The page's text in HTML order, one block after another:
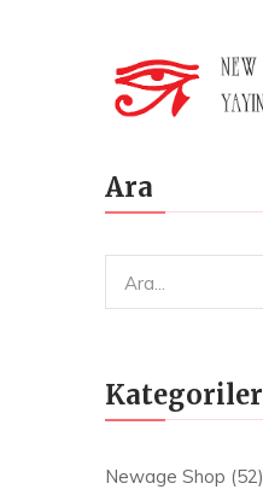
Ara
Kategoriler
Newage Shop (52)